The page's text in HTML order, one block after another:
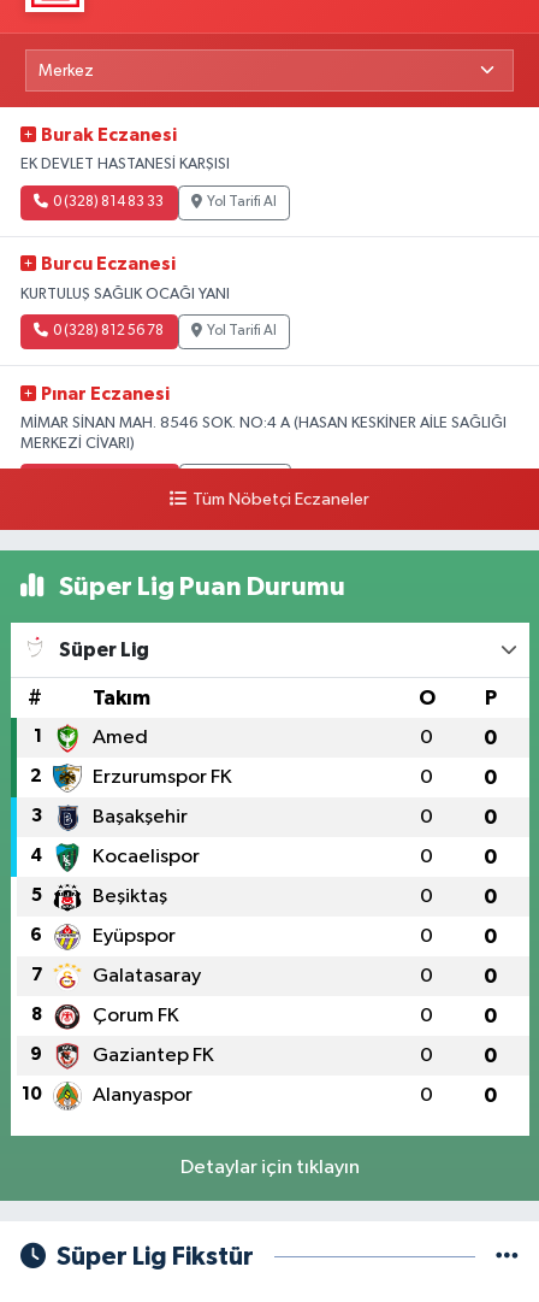
Burak Eczanesi
EK DEVLET HASTANESİ KARŞISI
0 (328) 814 83 33 Yol Tarifi Al
Burcu Eczanesi
KURTULUŞ SAĞLIK OCAĞI YANI
0 (328) 812 56 78 Yol Tarifi Al
Pınar Eczanesi
MİMAR SİNAN MAH. 8546 SOK. NO:4 A (HASAN KESKİNER AİLE SAĞLIĞI
MERKEZİ CİVARI)
Tüm Nöbetçi Eczaneler
Süper Lig Puan Durumu
Süper Lig
# Takım O P
1 Amed 0 0
2 Erzurumspor FK 0 0
3 Başakşehir 0 0
4 Kocaelispor 0 0
5 Beşiktaş 0 0
6 Eyüpspor 0 0
7 Galatasaray 0 0
8 Çorum FK 0 0
9 Gaziantep FK 0 0
10 Alanyaspor 0 0
Detaylar için tıklayın
Süper Lig Fikstür